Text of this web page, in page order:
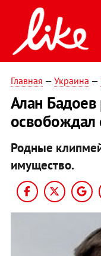
Главная — Украина —
Алан Бадоев
освобождал
Родные
имущество.